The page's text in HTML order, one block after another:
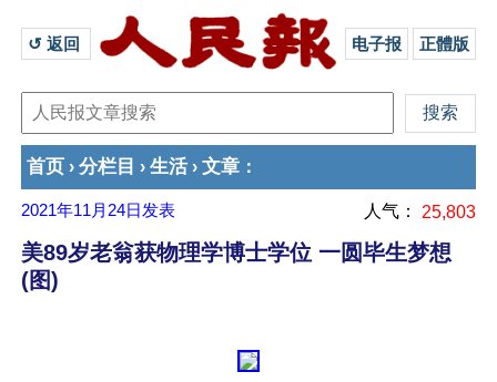
↺ 返回 电子报 正體版
首页 › 分栏目 › 生活 › 文章 ：
2021年11月24日 发表 人气： 25,803
美89岁老翁获物理学博士学位 一圆毕生梦想
(图)